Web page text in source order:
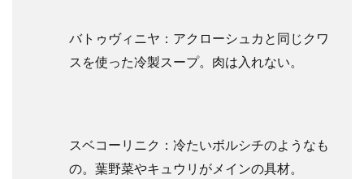
バトゥヴィニヤ： アクローシュカと同じクワ
スを使った冷製スープ。肉は入れない。
スベコーリニク：冷たいボルシチのようなも
の。葉野菜やキュウリがメインの具材。